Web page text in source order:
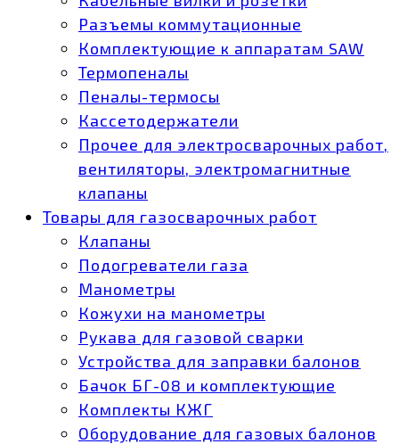
Разъемы коммутационные
Комплектующие к аппаратам SAW
Термопеналы
Пеналы-термосы
Кассетодержатели
Прочее для электросварочных работ,
вентиляторы, электромагнитные
клапаны
Товары для газосварочных работ
Клапаны
Подогреватели газа
Манометры
Кожухи на манометры
Рукава для газовой сварки
Устройства для заправки балонов
Бачок БГ-08 и комплектующие
Комплекты КЖГ
Оборудование для газовых балонов